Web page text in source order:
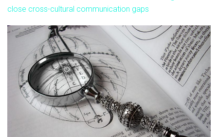
close cross-cultural communication gaps